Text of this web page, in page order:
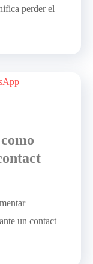
perder el
un contact